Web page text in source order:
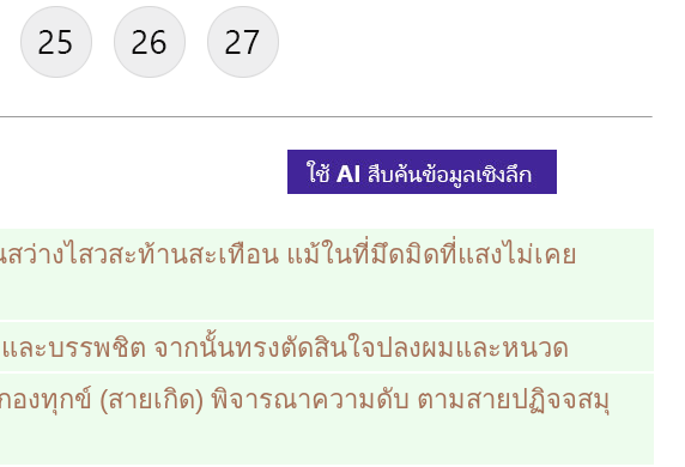
ว่างไสวสะท้านสะเทือน แม้ในที่มึดมิดที่แสงไม่เคย
ละบรรพชิต จากนั้นทรงตัดสินใจปลงผมและหนวด
งทุกข์ (สายเกิด) พิจารณาความดับ ตามสายปฏิจจสมุ